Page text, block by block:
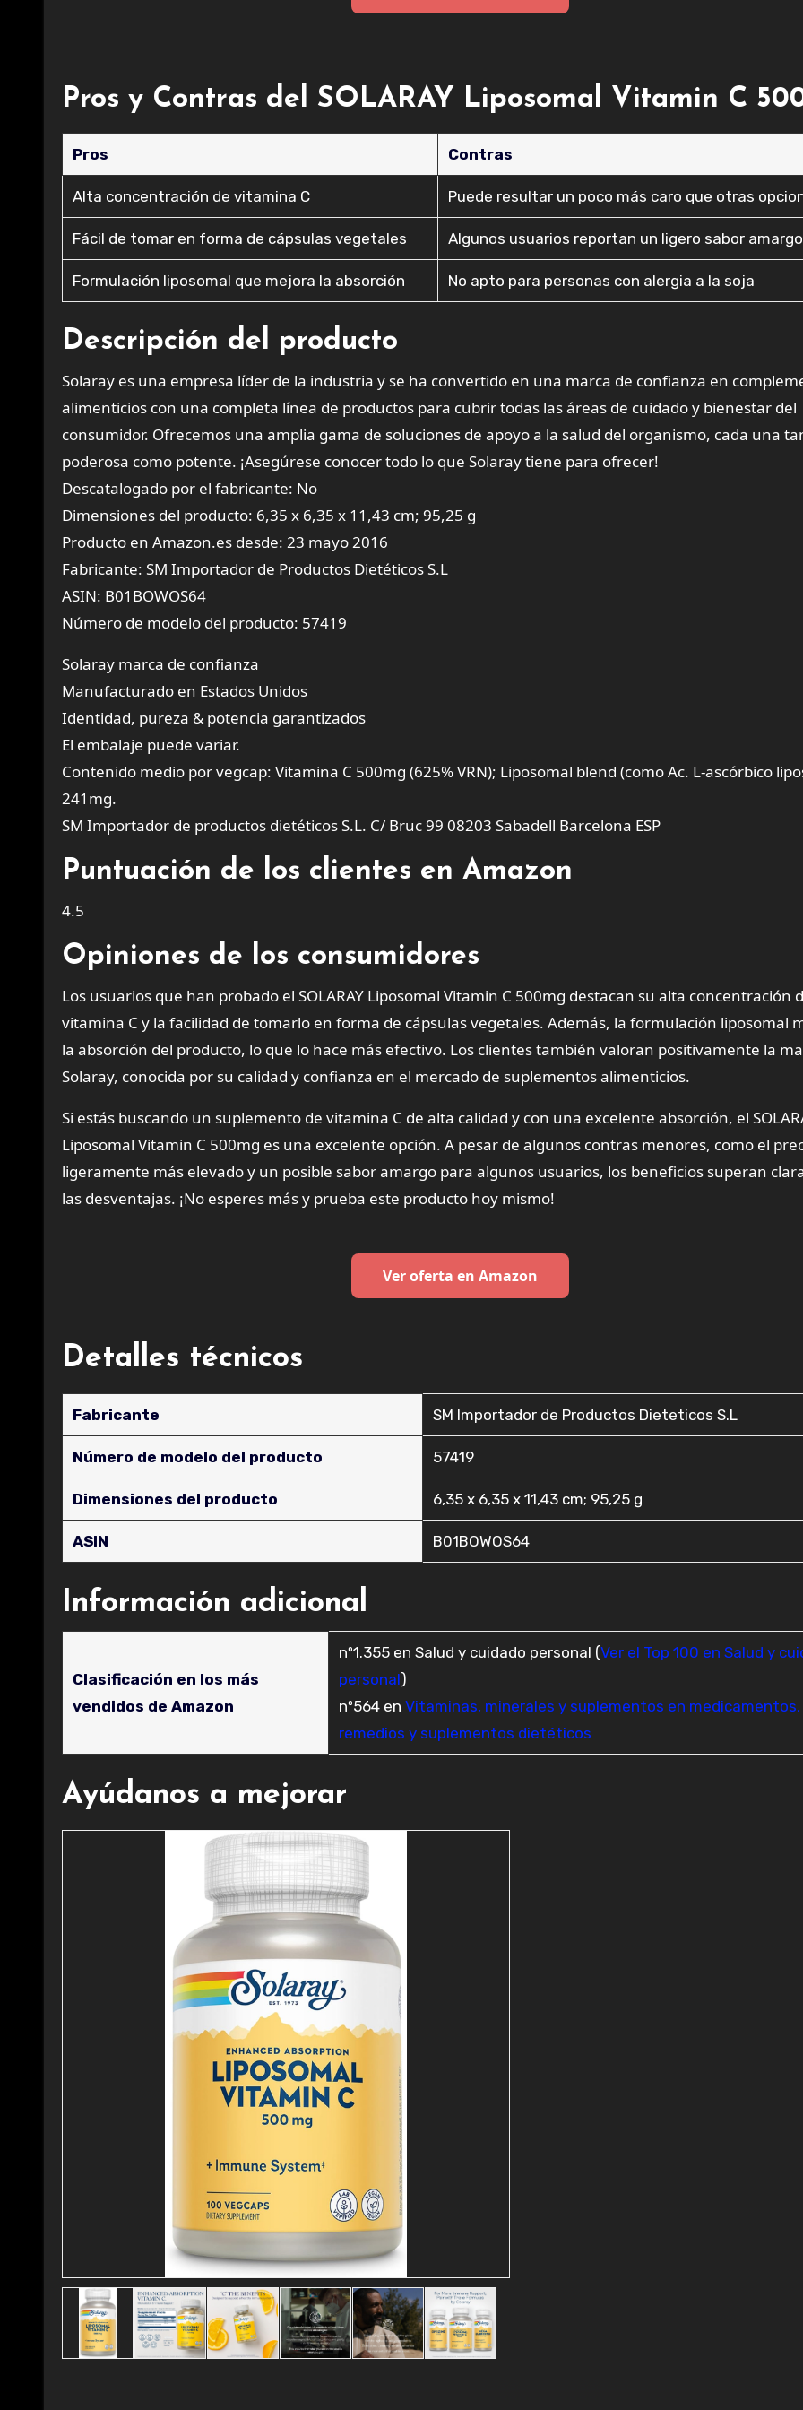
Pros y Contras del SOLARAY Liposomal Vitamin C
Pros Contras
Alta concentración de vitamina C Puede resultar un poco más caro que otras
Fácil de tomar en forma de cápsulas vegetales Algunos usuarios reportan un ligero sabor amargo
Formulación liposomal que mejora la absorción No apto para personas con alergia a la soja
Descripción del producto
Solaray es una empresa líder de la industria y se ha convertido en una marca de confianza en
alimenticios con una completa línea de productos para cubrir todas las áreas de cuidado y bienestar del
consumidor. Ofrecemos una amplia gama de soluciones de apoyo a la salud del organismo, cada una
poderosa como potente. ¡Asegúrese conocer todo lo que Solaray tiene para ofrecer!
Descatalogado por el fabricante: No
Dimensiones del producto: 6,35 x 6,35 x 11,43 cm; 95,25 g
Producto en Amazon.es desde: 23 mayo 2016
Fabricante: SM Importador de Productos Dietéticos S.L
ASIN: B01BOWOS64
Número de modelo del producto: 57419
Solaray marca de confianza
Manufacturado en Estados Unidos
Identidad, pureza & potencia garantizados
El embalaje puede variar.
Contenido medio por vegcap: Vitamina C 500mg (625% VRN); Liposomal blend (como Ac. L-ascórbico
241mg.
SM Importador de productos dietéticos S.L. C/ Bruc 99 08203 Sabadell Barcelona ESP
Puntuación de los clientes en Amazon
4.5
Opiniones de los consumidores
Los usuarios que han probado el SOLARAY Liposomal Vitamin C 500mg destacan su alta concentración
vitamina C y la facilidad de tomarlo en forma de cápsulas vegetales. Además, la formulación liposomal
la absorción del producto, lo que lo hace más efectivo. Los clientes también valoran positivamente la
Solaray, conocida por su calidad y confianza en el mercado de suplementos alimenticios.
Si estás buscando un suplemento de vitamina C de alta calidad y con una excelente absorción, el
Liposomal Vitamin C 500mg es una excelente opción. A pesar de algunos contras menores, como el
ligeramente más elevado y un posible sabor amargo para algunos usuarios, los beneficios superan
las desventajas. ¡No esperes más y prueba este producto hoy mismo!
Ver oferta en Amazon
Detalles técnicos
Fabricante ‎SM Importador de Productos Dieteticos S.L
Número de modelo del producto ‎57419
Dimensiones del producto ‎6,35 x 6,35 x 11,43 cm; 95,25 g
ASIN ‎B01BOWOS64
Información adicional
Clasificación en los más
vendidos de Amazon
nº1.355 en Salud y cuidado personal (Ver el Top 100 en Salud y
personal)
nº564 enVitaminas, minerales y suplementos en medicamentos,
remedios y suplementos dietéticos
Ayúdanos a mejorar